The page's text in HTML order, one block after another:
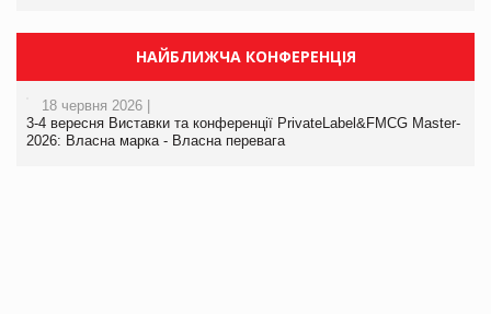
НАЙБЛИЖЧА КОНФЕРЕНЦІЯ
18 червня 2026 |
3-4 вересня Виставки та конференції PrivateLabel&FMCG Master-
2026: Власна марка - Власна перевага